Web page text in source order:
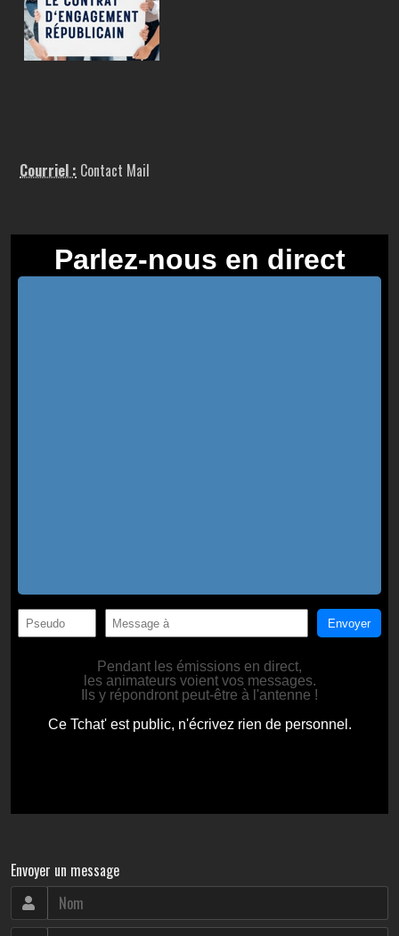
Courriel : Contact Mail
Envoyer un message